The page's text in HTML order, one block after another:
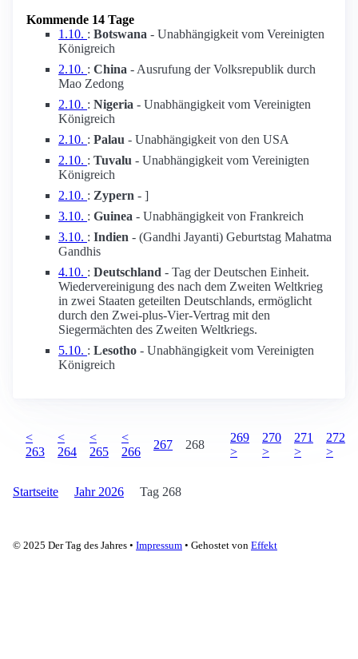
Kommende 14 Tage
1.10. : Botswana - Unabhängigkeit vom Vereinigten
Königreich
2.10. : China - Ausrufung der Volksrepublik durch
Mao Zedong
2.10. : Nigeria - Unabhängigkeit vom Vereinigten
Königreich
2.10. : Palau - Unabhängigkeit von den USA
2.10. : Tuvalu - Unabhängigkeit vom Vereinigten
Königreich
2.10. : Zypern - ]
3.10. : Guinea - Unabhängigkeit von Frankreich
3.10. : Indien - (Gandhi Jayanti) Geburtstag Mahatma
Gandhis
4.10. : Deutschland - Tag der Deutschen Einheit.
Wiedervereinigung des nach dem Zweiten Weltkrieg
in zwei Staaten geteilten Deutschlands, ermöglicht
durch den Zwei-plus-Vier-Vertrag mit den
Siegermächten des Zweiten Weltkriegs.
5.10. : Lesotho - Unabhängigkeit vom Vereinigten
Königreich
<
263
<
264
<
265
<
266
267 268
269
>
270
>
271
>
272
>
Startseite Jahr 2026 Tag 268
© 2025 Der Tag des Jahres • Impressum • Gehostet von Effekt